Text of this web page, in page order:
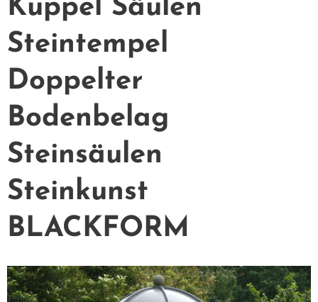
Kuppel Säulen
Steintempel
Doppelter
Bodenbelag
Steinsäulen
Steinkunst
BLACKFORM